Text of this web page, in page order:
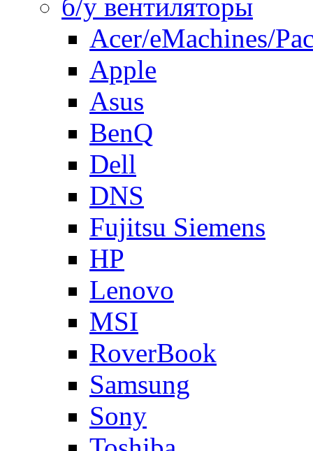
б/у вентиляторы
Acer/eMachines/
Apple
Asus
BenQ
Dell
DNS
Fujitsu Siemens
HP
Lenovo
MSI
RoverBook
Samsung
Sony